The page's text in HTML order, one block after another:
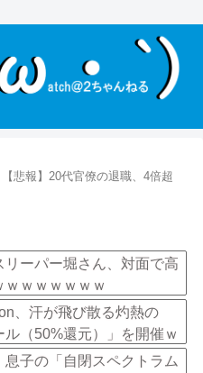
【悲報】20代官僚の退職、4倍超
リーパー堀さん、対面で高
ｗｗｗｗｗｗ
、汗が飛び散る灼熱の
ル（50%還元）」を開催ｗ
息子の「自閉スペクトラム